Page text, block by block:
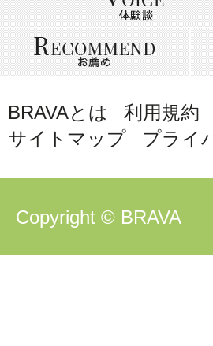
BRAVAとは 利用規約
サイトマップ
プライ
Copyright © BRAVA